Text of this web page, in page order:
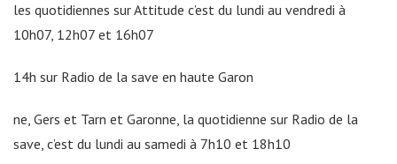
les quotidiennes sur Attitude c’est du lundi au vendredi à
10h07, 12h07 et 16h07
14h sur Radio de la save en haute Garon
ne, Gers et Tarn et Garonne, la quotidienne sur Radio de la
save, c’est du lundi au samedi à 7h10 et 18h10